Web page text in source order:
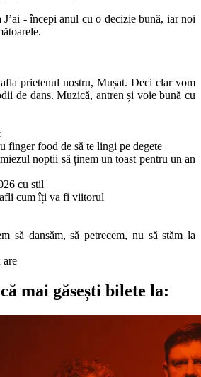
- începi anul cu o decizie bună, iar noi
prietenul nostru, Mușat. Deci clar vom
de dans. Muzică, antren și voie bună cu
finger food de să te lingi pe degete
noptii să ținem un toast pentru un an
cu stil
afli cum îți va fi viitorul
să dansăm, să petrecem, nu să stăm la
are
mai găsești bilete la: